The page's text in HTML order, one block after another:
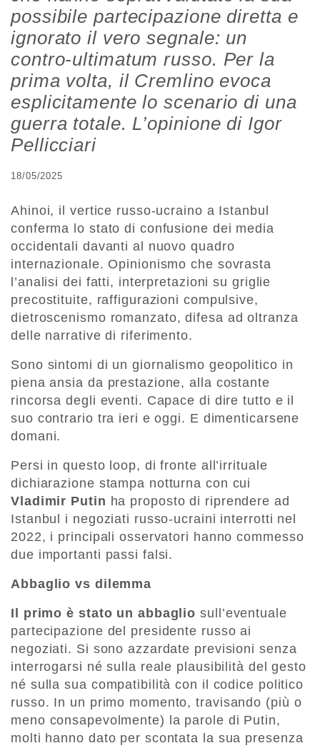
possibile partecipazione diretta e
ignorato il vero segnale: un
contro-ultimatum russo. Per la
prima volta, il Cremlino evoca
esplicitamente lo scenario di una
guerra totale. L’opinione di Igor
Pellicciari
18/05/2025
Ahinoi, il vertice russo-ucraino a Istanbul
conferma lo stato di confusione dei media
occidentali davanti al nuovo quadro
internazionale. Opinionismo che sovrasta
l’analisi dei fatti, interpretazioni su griglie
precostituite, raffigurazioni compulsive,
dietroscenismo romanzato, difesa ad oltranza
delle narrative di riferimento.
Sono sintomi di un giornalismo geopolitico in
piena ansia da prestazione, alla costante
rincorsa degli eventi. Capace di dire tutto e il
suo contrario tra ieri e oggi. E dimenticarsene
domani.
Persi in questo loop, di fronte all’irrituale
dichiarazione stampa notturna con cui
Vladimir Putin ha proposto di riprendere ad
Istanbul i negoziati russo-ucraini interrotti nel
2022, i principali osservatori hanno commesso
due importanti passi falsi.
Abbaglio vs dilemma
Il primo è stato un abbaglio sull’eventuale
partecipazione del presidente russo ai
negoziati. Si sono azzardate previsioni senza
interrogarsi né sulla reale plausibilità del gesto
né sulla sua compatibilità con il codice politico
russo. In un primo momento, travisando (più o
meno consapevolmente) la parole di Putin,
molti hanno dato per scontata la sua presenza